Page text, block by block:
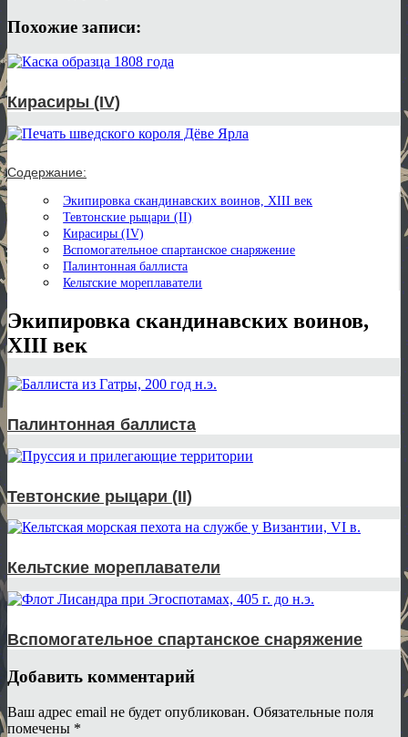
Похожие записи:
Кирасиры (IV)
Содержание:
Экипировка скандинавских воинов, XIII век
Тевтонские рыцари (II)
Кирасиры (IV)
Вспомогательное спартанское снаряжение
Палинтонная баллиста
Кельтские мореплаватели
Экипировка скандинавских воинов,
XIII век
Палинтонная баллиста
Тевтонские рыцари (II)
Кельтские мореплаватели
Вспомогательное спартанское снаряжение
Добавить комментарий
Ваш адрес email не будет опубликован. Обязательные поля
помечены *